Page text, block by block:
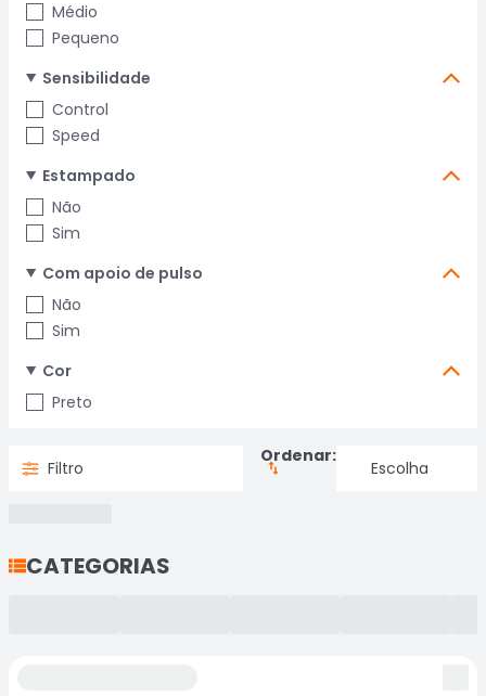
Médio
Pequeno
Sensibilidade
Control
Speed
Estampado
Não
Sim
Com apoio de pulso
Não
Sim
Cor
Preto
Filtro
Ordenar:
CATEGORIAS